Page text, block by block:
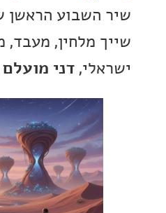
מלחין, מעבד, מפיק
דני מועלם–